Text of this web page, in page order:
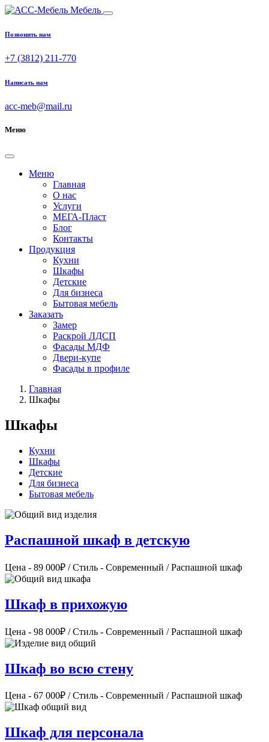
Мебель
Позвонить нам
+7 (3812) 211-770
Написать нам
acc-meb@mail.ru
Меню
Меню
Главная
О нас
Услуги
МЕГА-Пласт
Блог
Контакты
Продукция
Кухни
Шкафы
Детские
Для бизнеса
Бытовая мебель
Заказать
Замер
Раскрой ЛДСП
Фасады МДФ
Двери-купе
Фасады в профиле
Главная
Шкафы
Шкафы
Кухни
Шкафы
Детские
Для бизнеса
Бытовая мебель
Распашной шкаф в детскую
Цена - 89 000₽ / Стиль - Современный / Распашной шкаф
Шкаф в прихожую
Цена - 98 000₽ / Стиль - Современный / Распашной шкаф
Шкаф во всю стену
Цена - 67 000₽ / Стиль - Современный / Распашной шкаф
Шкаф для персонала